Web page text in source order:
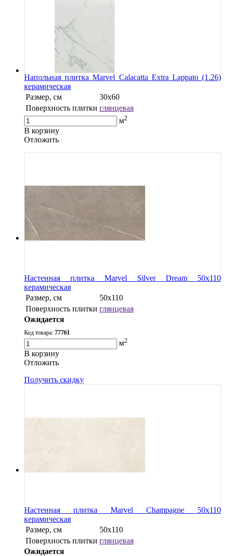
Напольная плитка Marvel Calacatta Extra Lappato (1.26)
керамическая
Размер, см
30x60
Поверхность плитки глянцевая
м2
В корзину
Oтложить
Настенная плитка Marvel Silver Dream 50x110
керамическая
Размер, см
50x110
Поверхность плитки глянцевая
Ожидается
Код товара: 77761
м2
В корзину
Oтложить
Получить скидку
Настенная плитка Marvel Champagne 50x110
керамическая
Размер, см
50x110
Поверхность плитки глянцевая
Ожидается